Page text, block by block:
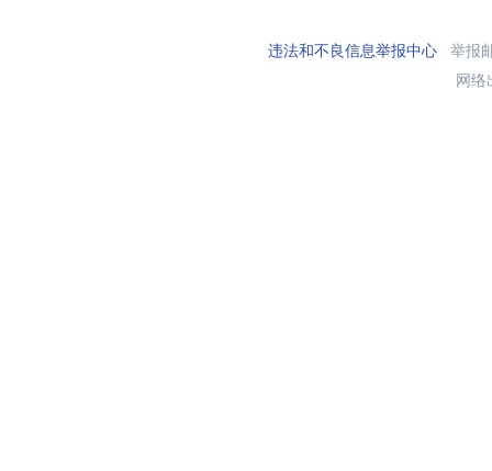
违法和不良信息举报中心举报
网